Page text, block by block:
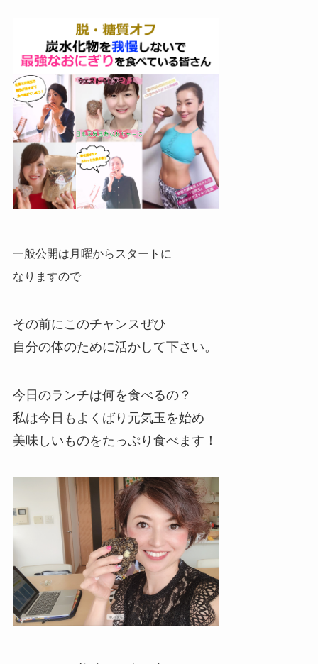
一般公開は月曜からスタートに
なりますので
その前にこのチャンスぜひ
自分の体のために活かして下さい。
今日のランチは何を食べるの？
私は今日もよくばり元気玉を始め
美味しいものをたっぷり食べます！